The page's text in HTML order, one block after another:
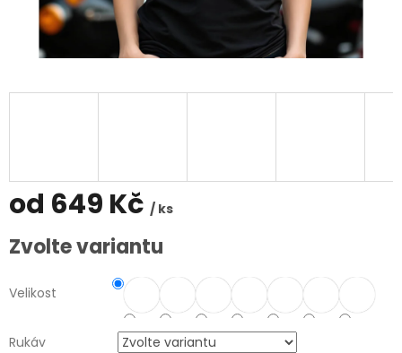
od 649 Kč / ks
Měrná
cena:
Zvolte variantu
Velikost
Rukáv